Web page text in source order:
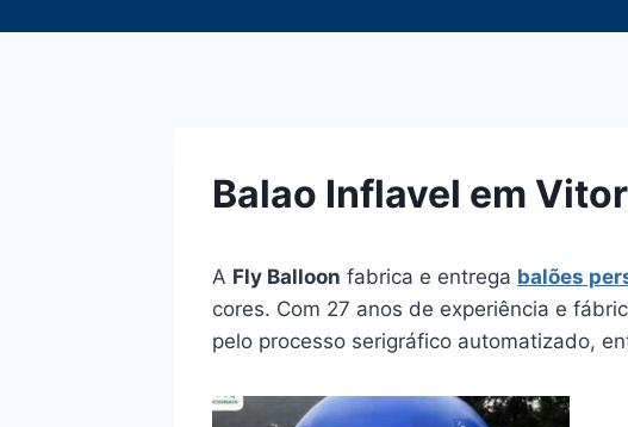
Balao Inflavel em
A Fly Balloon fabrica e entrega balões
cores. Com 27 anos de experiência e
pelo processo serigráfico automatizado,